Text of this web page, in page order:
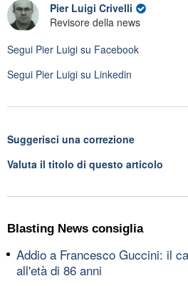
Pier Luigi Crivelli
Revisore della news
Segui Pier Luigi su Facebook
Segui Pier Luigi su Linkedin
Suggerisci una correzione
Valuta il titolo di questo articolo
Blasting News consiglia
Addio a Francesco Guccini: il
all'età di 86 anni